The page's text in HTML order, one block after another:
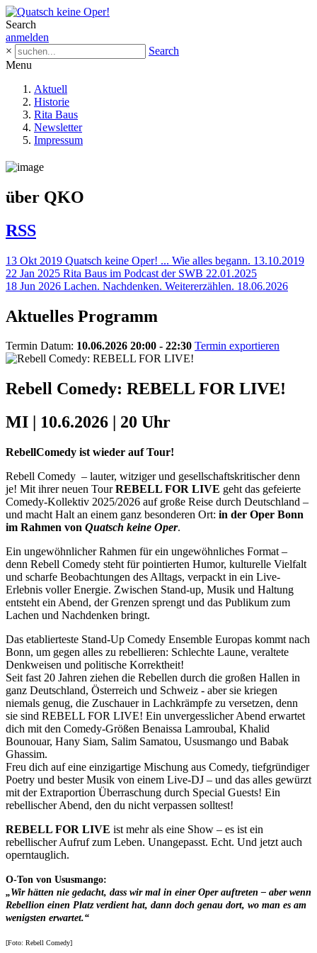
Search
anmelden
×
Search
Menu
Aktuell
Historie
Rita Baus
Newsletter
Impressum
über QKO
RSS
13 Okt 2019 Quatsch keine Oper! ... Wie alles begann. 13.10.2019
22 Jan 2025 Rita Baus im Podcast der SWB 22.01.2025
18 Jun 2026 Lachen. Nachdenken. Weitererzählen. 18.06.2026
Aktuelles Programm
Termin Datum: 10.06.2026 20:00 - 22:30 Termin exportieren
Rebell Comedy: REBELL FOR LIVE!
MI | 10.6.2026 | 20 Uhr
RebellComedy ist wieder auf Tour!
Rebell Comedy – lauter, witziger und gesellschaftskritischer denn
je! Mit ihrer neuen TourREBELL FOR LIVE geht das gefeierte
Comedy-Kollektiv 2025/2026 auf große Reise durch Deutschland –
und macht Halt an einem ganz besonderen Ort: in der Oper Bonn
im Rahmen von Quatsch keine Oper.
Ein ungewöhnlicher Rahmen für ein ungewöhnliches Format –
denn Rebell Comedy steht für pointierten Humor, kulturelle Vielfalt
und scharfe Beobachtungen des Alltags, verpackt in ein Live-
Erlebnis voller Energie. Zwischen Stand-up, Musik und Haltung
entsteht ein Abend, der Grenzen sprengt und das Publikum zum
Lachen und Nachdenken bringt.
Das etablierteste Stand-Up Comedy Ensemble Europas kommt nach
Bonn, um gegen alles zu rebellieren: Schlechte Laune, veraltete
Denkweisen und politische Korrektheit!
Seit fast 20 Jahren ziehen die Rebellen durch die großen Hallen in
ganz Deutschland, Österreich und Schweiz - aber sie kriegen
niemals genug, die Zuschauer in Lachkrämpfe zu versetzen, denn
sie sind REBELL FOR LIVE! Ein unvergesslicher Abend erwartet
dich mit den Comedy-Größen Benaissa Lamroubal, Khalid
Bounouar, Hany Siam, Salim Samatou, Ususmango und Babak
Ghassim.
Freu dich auf eine einzigartige Mischung aus Comedy, tiefgründiger
Poetry und bester Musik von einem Live-DJ – und das alles gewürzt
mit der Extraportion Überraschung durch Special Guests! Ein
rebellischer Abend, den du nicht verpassen solltest!
REBELL FOR LIVE ist mehr als eine Show – es ist ein
rebellischer Aufruf zum Leben. Unangepasst. Echt. Und jetzt auch
operntauglich.
O-Ton von Ususmango:
„Wir hätten nie gedacht, dass wir mal in einer Oper auftreten – aber wenn
Rebellion einen Platz verdient hat, dann doch genau dort, wo man es am
wenigsten erwartet.“
[Foto: Rebell Comedy]